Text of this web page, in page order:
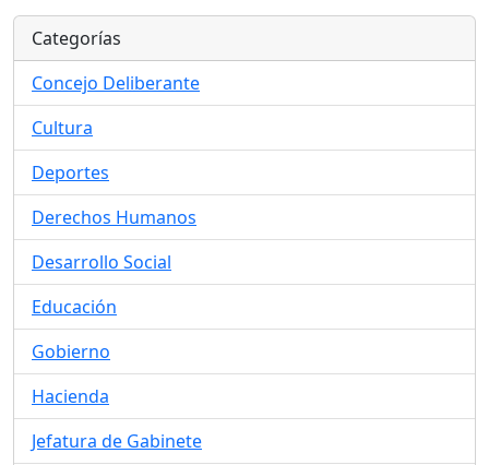
Categorías
Concejo Deliberante
Cultura
Deportes
Derechos Humanos
Desarrollo Social
Educación
Gobierno
Hacienda
Jefatura de Gabinete